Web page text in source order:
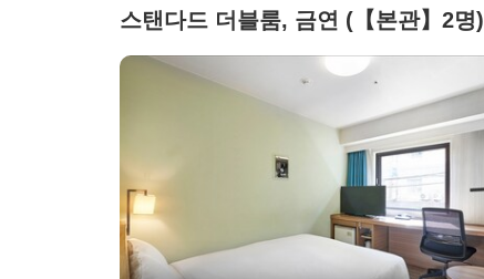
스탠다드 더블룸, 금연 (【본관】2명)